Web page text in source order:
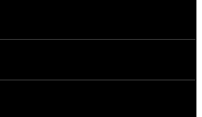
в ретро-видеоиграх
Пин Ап
Знаменитые художники,